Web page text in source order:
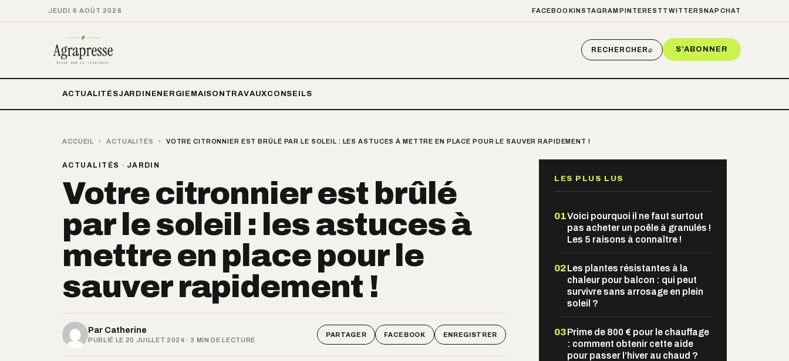
JEUDI 6 AOÛT 2026 FACEBOOKINSTAGRAM PINTEREST TWITTER SNAPCHAT
RECHERCHER⌕ S’ABONNER
ACTUALITÉSJARDIN ENERGIE MAISON TRAVAUXCONSEILS
ACCUEIL › ACTUALITÉS › VOTRE CITRONNIER EST BRÛLÉ PAR LE SOLEIL : LES ASTUCES À METTRE EN PLACE POUR LE SAUVER RAPIDEMENT !
ACTUALITÉS · JARDIN
Votre citronnier est brûlé
par le soleil : les astuces à
mettre en place pour le
sauver rapidement !
Par Catherine
PUBLIÉ LE 20 JUILLET 2024 · 3 MIN DE LECTURE
PARTAGER FACEBOOK ENREGISTRER
LES PLUS LUS
01Voici pourquoi il ne faut surtout
pas acheter un poêle à granulés !
Les 5 raisons à connaître !
02Les plantes résistantes à la
chaleur pour balcon : qui peut
survivre sans arrosage en plein
soleil ?
03Prime de 800 € pour le chauffage
: comment obtenir cette aide
pour passer l’hiver au chaud ?